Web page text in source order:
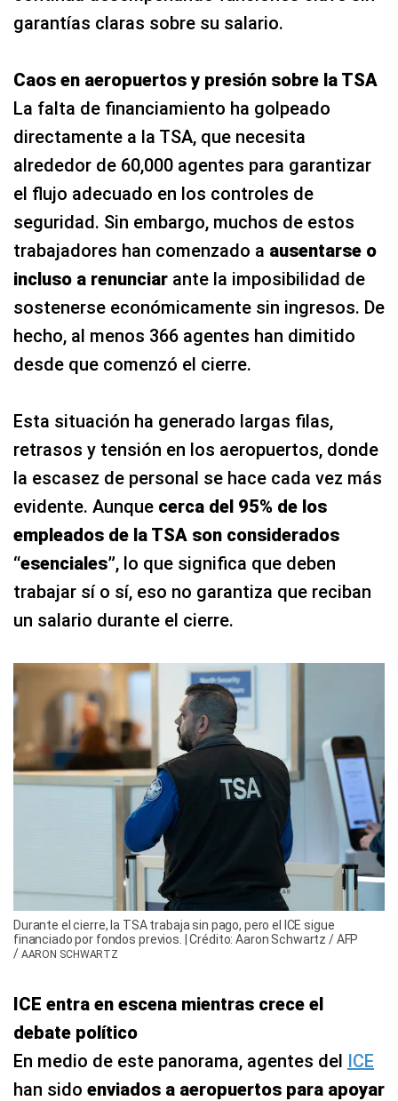
garantías claras sobre su salario.
Caos en aeropuertos y presión sobre la TSA
La falta de financiamiento ha golpeado
directamente a la TSA, que necesita
alrededor de 60,000 agentes para garantizar
el flujo adecuado en los controles de
seguridad. Sin embargo, muchos de estos
trabajadores han comenzado a ausentarse o
incluso a renunciar ante la imposibilidad de
sostenerse económicamente sin ingresos. De
hecho, al menos 366 agentes han dimitido
desde que comenzó el cierre.
Esta situación ha generado largas filas,
retrasos y tensión en los aeropuertos, donde
la escasez de personal se hace cada vez más
evidente. Aunque cerca del 95% de los
empleados de la TSA son considerados
“esenciales”, lo que significa que deben
trabajar sí o sí, eso no garantiza que reciban
un salario durante el cierre.
Durante el cierre, la TSA trabaja sin pago, pero el ICE sigue
financiado por fondos previos. | Crédito: Aaron Schwartz / AFP
/ AARON SCHWARTZ
ICE entra en escena mientras crece el
debate político
En medio de este panorama, agentes del ICE
han sido enviados a aeropuertos para apoyar